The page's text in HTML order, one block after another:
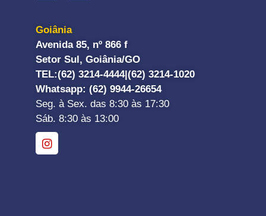
Goiânia
Avenida 85, nº 866 f
Setor Sul, Goiânia/GO
TEL:(62) 3214-4444|(62) 3214-1020
Whatsapp: (62) 9944-26654
Seg. à Sex. das 8:30 às 17:30
Sáb. 8:30 às 13:00